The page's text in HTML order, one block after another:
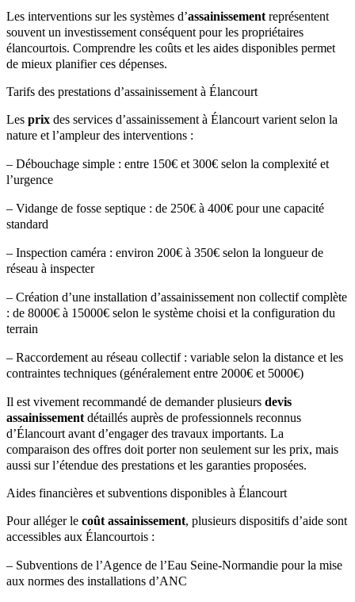
Les interventions sur les systèmes d’assainissement représentent
souvent un investissement conséquent pour les propriétaires
élancourtois. Comprendre les coûts et les aides disponibles permet
de mieux planifier ces dépenses.
Tarifs des prestations d’assainissement à Élancourt
Les prix des services d’assainissement à Élancourt varient selon la
nature et l’ampleur des interventions :
– Débouchage simple : entre 150€ et 300€ selon la complexité et
l’urgence
– Vidange de fosse septique : de 250€ à 400€ pour une capacité
standard
– Inspection caméra : environ 200€ à 350€ selon la longueur de
réseau à inspecter
– Création d’une installation d’assainissement non collectif complète
: de 8000€ à 15000€ selon le système choisi et la configuration du
terrain
– Raccordement au réseau collectif : variable selon la distance et les
contraintes techniques (généralement entre 2000€ et 5000€)
Il est vivement recommandé de demander plusieurs devis
assainissement détaillés auprès de professionnels reconnus
d’Élancourt avant d’engager des travaux importants. La
comparaison des offres doit porter non seulement sur les prix, mais
aussi sur l’étendue des prestations et les garanties proposées.
Aides financières et subventions disponibles à Élancourt
Pour alléger le coût assainissement, plusieurs dispositifs d’aide sont
accessibles aux Élancourtois :
– Subventions de l’Agence de l’Eau Seine-Normandie pour la mise
aux normes des installations d’ANC